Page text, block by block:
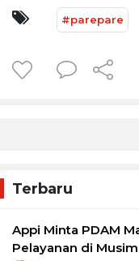
#parepare
Terbaru
Appi Minta PDAM
Pelayanan di